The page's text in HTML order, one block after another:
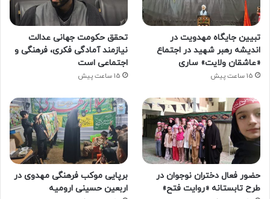
تبیین جایگاه مهدویت در
اندیشه رهبر شهید در اجتماع
«عاشقان ولایت» ساری
15 ساعت پیش
تحقق حکومت جهانی عدالت
نیازمند آمادگی فکری، فرهنگی و
اجتماعی است
15 ساعت پیش
حضور فعال دختران نوجوان در
طرح تابستانه «روایت فتح»
برپایی موکب فرهنگی مهدوی در
اربعین حسینی ارومیه